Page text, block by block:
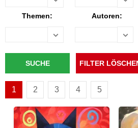
Themen: Autoren:
1 2 3 4 5